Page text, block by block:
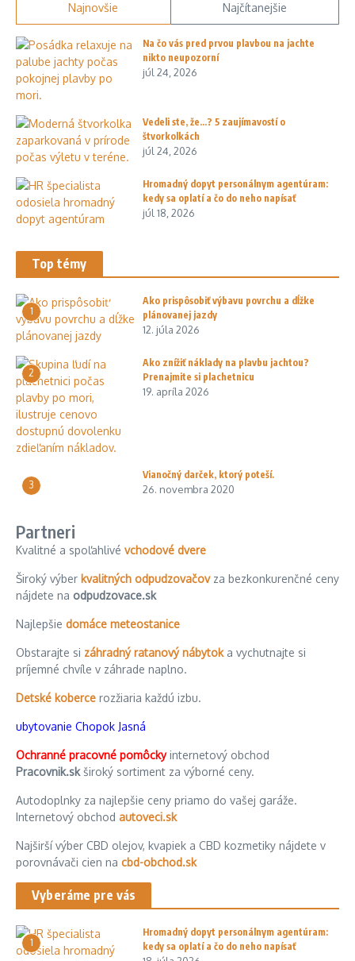
Najnovšie Najčítanejšie
Na čo vás pred prvou plavbou na jachte
nikto neupozorní
júl 24, 2026
Vedeli ste, že…? 5 zaujímavostí o
štvorkolkách
júl 24, 2026
Hromadný dopyt personálnym agentúram:
kedy sa oplatí a čo do neho napísať
júl 18, 2026
Top témy
1
Ako prispôsobiť výbavu povrchu a dĺžke
plánovanej jazdy
12. júla 2026
2
Ako znížiť náklady na plavbu jachtou?
Prenajmite si plachetnicu
19. apríla 2026
3
Vianočný darček, ktorý poteší.
26. novembra 2020
Partneri
Kvalitné a spoľahlivé vchodové dvere
Široký výber kvalitných odpudzovačovza bezkonkurenčné ceny
nájdete na odpudzovace.sk
Najlepšie domáce meteostanice
Obstarajte si záhradný ratanový nábytoka vychutnajte si
príjemné chvíle v záhrade naplno.
Detské koberce rozžiaria každú izbu.
ubytovanie Chopok Jasná
Ochranné pracovné pomôckyinternetový obchod
Pracovnik.skširoký sortiment za výborné ceny.
Autodoplnky za najlepšie ceny priamo do vašej garáže.
Internetový obchod autoveci.sk
Najširší výber CBD olejov, kvapiek a CBD kozmetiky nájdete v
porovnávači cien na cbd-obchod.sk
Vyberáme pre vás
1
Hromadný dopyt personálnym agentúram:
kedy sa oplatí a čo do neho napísať